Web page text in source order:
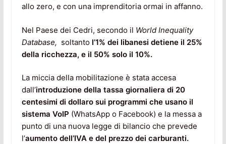
allo zero, e con una imprenditoria ormai in affanno.
Nel Paese dei Cedri, secondo il World Inequality
Database, soltanto l’1% dei libanesi detiene il 25%
della ricchezza, e il 50% solo il 10%.
La miccia della mobilitazione è stata accesa
dall’introduzione della tassa giornaliera di 20
centesimi di dollaro sui programmi che usano il
sistema VoIP (WhatsApp o Facebook) e la messa a
punto di una nuova legge di bilancio che prevede
l’aumento dell’IVA e del prezzo dei carburanti.